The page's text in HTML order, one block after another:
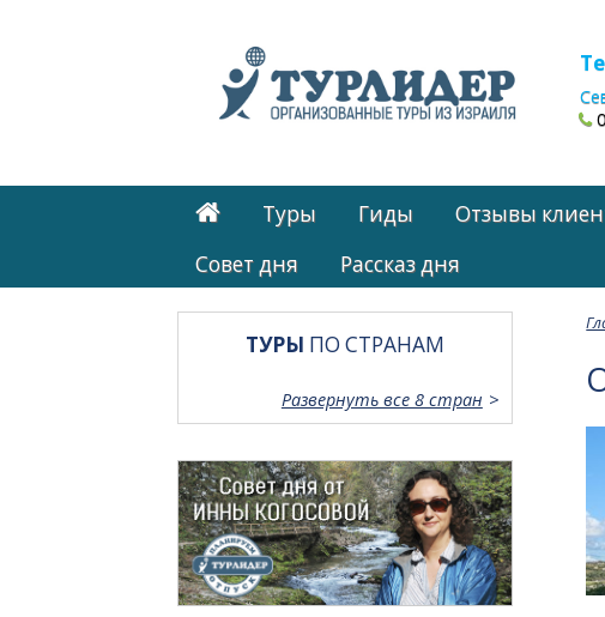
Туры Гиды Отзывы
Cовет дня
Рассказ дня
ТУРЫ ПО СТРАНАМ
Развернуть все 8 стран